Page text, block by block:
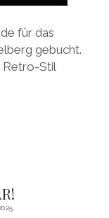
für das
gebucht.
Retro-Stil